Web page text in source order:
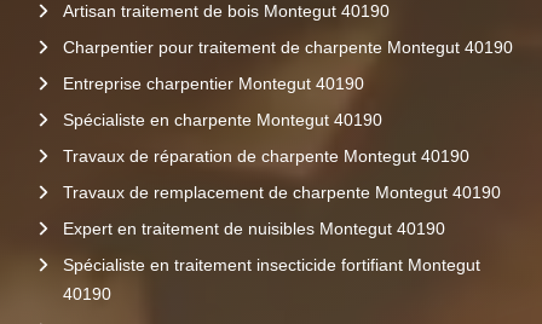
Artisan traitement de bois Montegut 40190
Charpentier pour traitement de charpente Montegut 40190
Entreprise charpentier Montegut 40190
Spécialiste en charpente Montegut 40190
Travaux de réparation de charpente Montegut 40190
Travaux de remplacement de charpente Montegut 40190
Expert en traitement de nuisibles Montegut 40190
Spécialiste en traitement insecticide fortifiant Montegut
40190